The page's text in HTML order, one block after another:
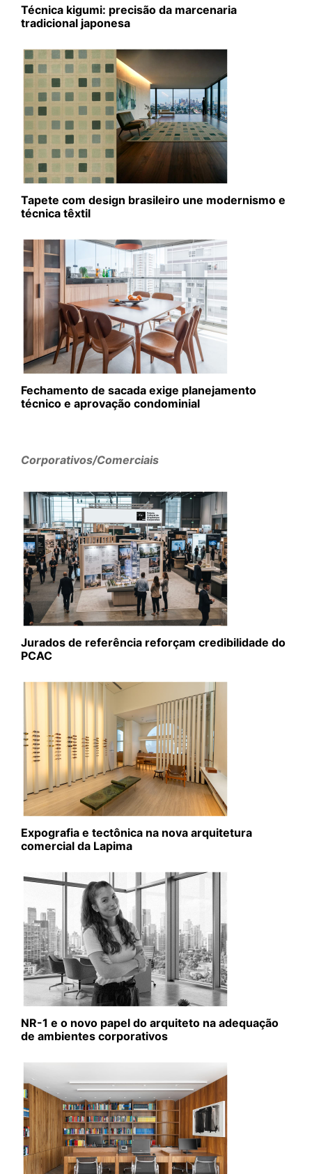
Técnica kigumi: precisão da marcenaria
tradicional japonesa
Tapete com design brasileiro une modernismo e
técnica têxtil
Fechamento de sacada exige planejamento
técnico e aprovação condominial
Corporativos/Comerciais
Jurados de referência reforçam credibilidade do
PCAC
Expografia e tectônica na nova arquitetura
comercial da Lapima
NR-1 e o novo papel do arquiteto na adequação
de ambientes corporativos